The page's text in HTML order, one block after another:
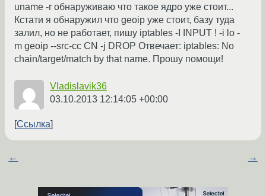
uname -r обнаруживаю что такое ядро уже стоит...
Кстати я обнаружил что geoip уже стоит, базу туда
залил, но не работает, пишу iptables -I INPUT ! -i lo -
m geoip --src-cc CN -j DROP Отвечает: iptables: No
chain/target/match by that name. Прошу помощи!
Vladislavik36
03.10.2013 12:14:05 +00:00
Ссылка
← →